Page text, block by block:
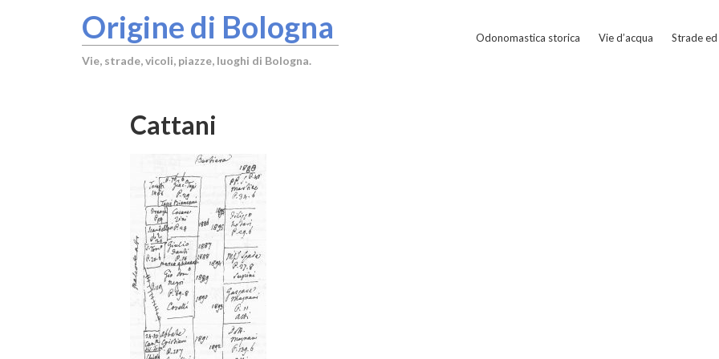
Origine di Bologna
Vie, strade, vicoli, piazze, luoghi di Bologna.
Odonomastica storica Vie d’acqua Strade
Cattani